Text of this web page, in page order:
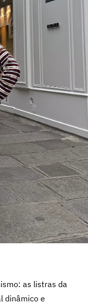
as listras da
dinâmico e